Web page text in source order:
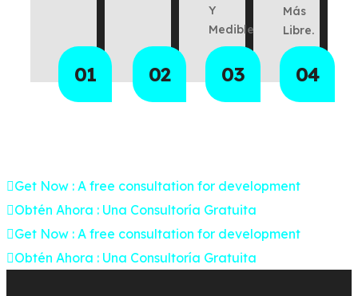
01 02
Y
Medible.
03
Más
Libre.
04
Get Now : A free consultation for development
Obtén Ahora : Una Consultoría Gratuita
Get Now : A free consultation for development
Obtén Ahora : Una Consultoría Gratuita